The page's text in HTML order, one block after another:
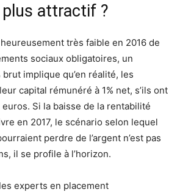
attractif ?
très faible en 2016 de
sociaux obligatoires, un
brut implique qu’en réalité, les
capital rémunéré à 1% net, s’ils ont
Si la baisse de la rentabilité
en 2017, le scénario selon lequel
perdre de l’argent n’est pas
il se profile à l’horizon.
experts en placement